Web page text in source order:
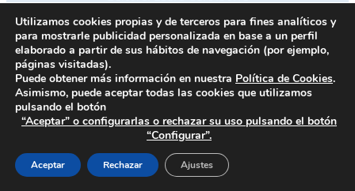
Todos los derechos reservados
Paseo de Gracia, 63. 1º 2ª. 08008 Barcelona -933 180 101
Fax 933 183 505
Política de cookies
Política de privacidad
Contacto
Utilizamos cookies propias y de terceros para fines analíticos y
para mostrarle publicidad personalizada en base a un perfil
elaborado a partir de sus hábitos de navegación (por ejemplo,
páginas visitadas).
Puede obtener más información en nuestra Política de Cookies.
Asimismo, puede aceptar todas las cookies que utilizamos
pulsando el botón
“Aceptar” o configurarlas o rechazar su uso pulsando el botón
“Configurar”.
Aceptar Rechazar Ajustes